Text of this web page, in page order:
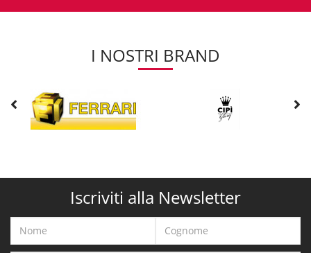
I NOSTRI BRAND
Iscriviti alla Newsletter